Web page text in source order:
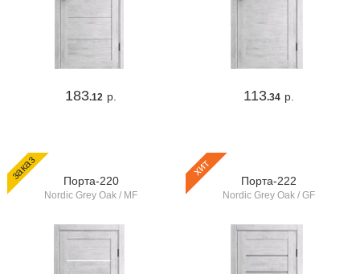
183.12 р. 113.34 р.
заказ Порта-220
Nordic Grey Oak / MF
хит
Порта-222
Nordic Grey Oak / GF